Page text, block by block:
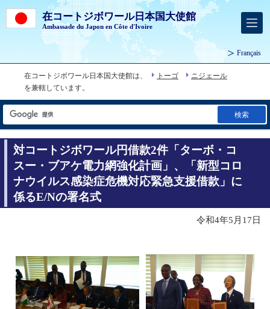
在コートジボワール日本国大使館
Ambassade du Japon en Côte d'Ivoire
Français
在コートジボワール日本国大使館は、 トーゴ
ニジェール
を兼轄しています。
検索
対コートジボワール円借款2件「ターボ・コ
スー・ブアケ電力網強化計画」、「新型コロ
ナウイルス感染症危機対応緊急支援借款」に
係るE/Nの署名式
令和4年5月17日